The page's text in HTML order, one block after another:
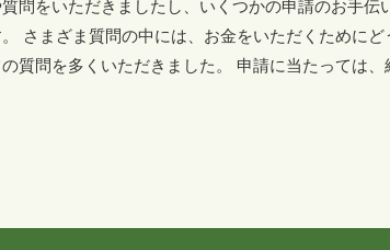
問をいただきましたし、いくつかの申請のお手伝
さまざま質問の中には、お金をいただくために
質問を多くいただきました。 申請に当たっては、